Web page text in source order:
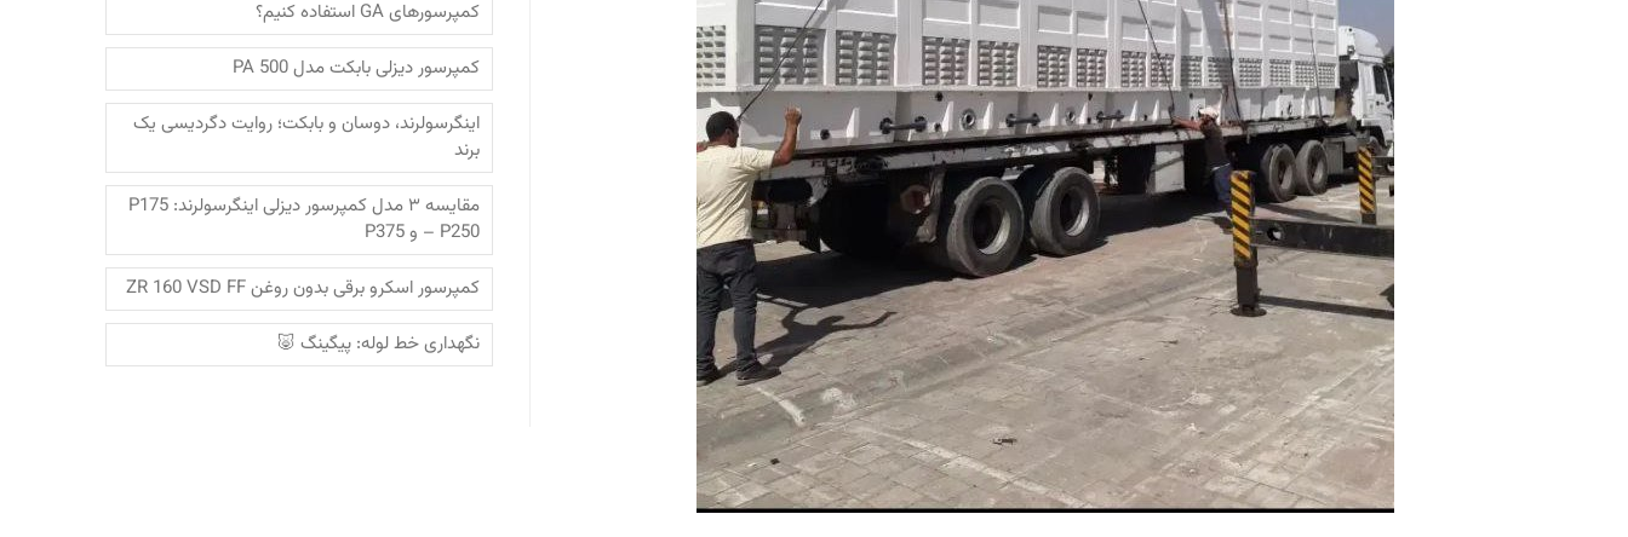
کمپرسورهای GA استفاده کنیم؟
کمپرسور دیزلی بابکت مدل PA 500
اینگرسولرند، دوسان و بابکت؛‌ روایت دگردیسی یک
برند
مقایسه ۳ مدل کمپرسور دیزلی اینگرسولرند: P175
– P250 و P375
کمپرسور اسکرو برقی بدون روغن ZR 160 VSD FF
نگهداری خط لوله: پیگینگ 🐷